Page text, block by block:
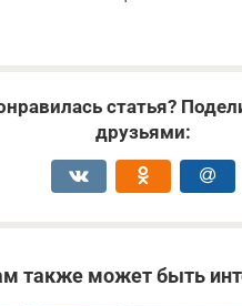
статья?
друзьями:
также может быть